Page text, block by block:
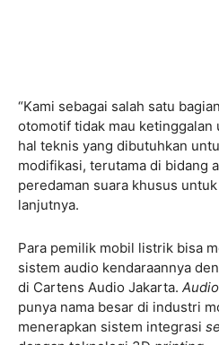
“Kami sebagai salah satu
otomotif tidak mau ketinggalan
hal teknis yang dibutuhkan
modifikasi, terutama di bidang
peredaman suara khusus
lanjutnya.
Para pemilik mobil listrik bisa
sistem audio kendaraannya
di Cartens Audio Jakarta.
punya nama besar di industri
menerapkan sistem integrasi